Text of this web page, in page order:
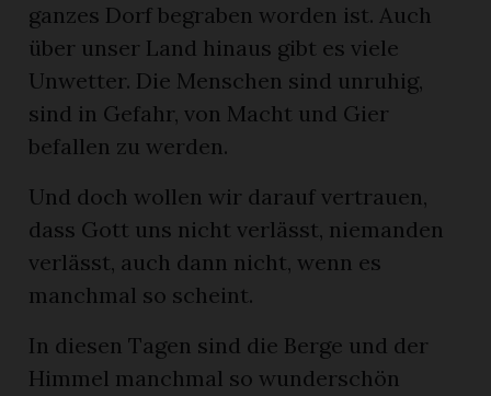
ganzes Dorf begraben worden ist. Auch
über unser Land hinaus gibt es viele
Unwetter. Die Menschen sind unruhig,
sind in Gefahr, von Macht und Gier
befallen zu werden.
Und doch wollen wir darauf vertrauen,
dass Gott uns nicht verlässt, niemanden
verlässt, auch dann nicht, wenn es
manchmal so scheint.
In diesen Tagen sind die Berge und der
Himmel manchmal so wunderschön